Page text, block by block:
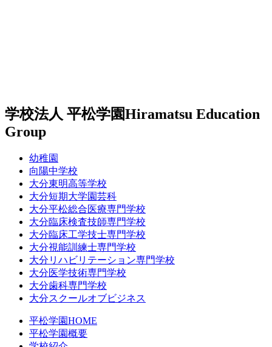
学校法人 平松学園Hiramatsu Education
Group
幼稚園
向陽中学校
大分東明高等学校
大分短期大学園芸科
大分平松総合医療専門学校
大分臨床検査技師専門学校
大分臨床工学技士専門学校
大分視能訓練士専門学校
大分リハビリテーション専門学校
大分医学技術専門学校
大分歯科専門学校
大分スクールオブビジネス
平松学園HOME
平松学園概要